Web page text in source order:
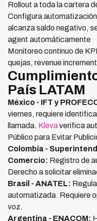
Rollout a toda la cartera
Configura
alcanza saldo negativo,
agent automáticamente
Monitoreo continuo de
quejas, revenue
País LATAM
México - IFT y
viernes, requiere
llamada. Klevaverifica
Público para Evitar
Colombia -
Comercio: Registro de
Derecho a solicitar
Brasil - ANATEL:
automatizada. Requiere
voz.
Argentina - ENACOM: